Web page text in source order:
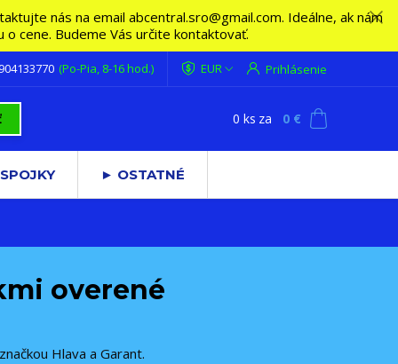
nás na email abcentral.sro@gmail.com. Ideálne, ak nám
cene. Budeme Vás určite kontaktovať.
EUR Prihlásenie
(Po-Pia, 8-16 hod.)
0 ks za 0 €
► OSTATNÉ
overené
Hlava a Garant.